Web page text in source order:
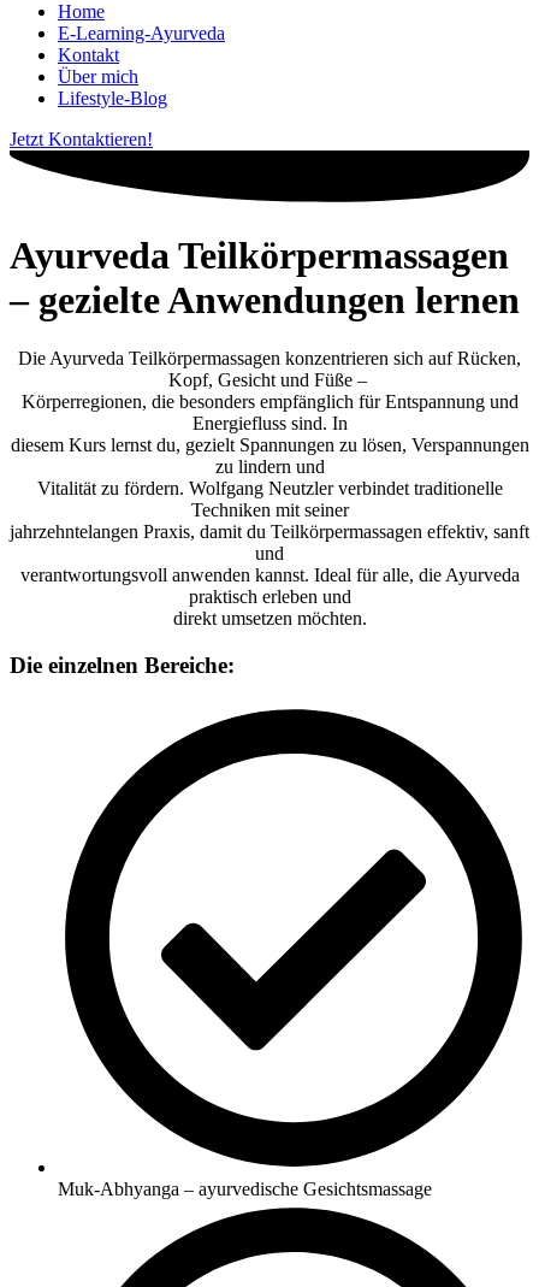
Home
E-Learning-Ayurveda
Kontakt
Über mich
Lifestyle-Blog
Jetzt Kontaktieren!
Ayurveda Teilkörpermassagen
– gezielte Anwendungen lernen
Die Ayurveda Teilkörpermassagen konzentrieren sich auf Rücken,
Kopf, Gesicht und Füße –
Körperregionen, die besonders empfänglich für Entspannung und
Energiefluss sind. In
diesem Kurs lernst du, gezielt Spannungen zu lösen, Verspannungen
zu lindern und
Vitalität zu fördern. Wolfgang Neutzler verbindet traditionelle
Techniken mit seiner
jahrzehntelangen Praxis, damit du Teilkörpermassagen effektiv, sanft
und
verantwortungsvoll anwenden kannst. Ideal für alle, die Ayurveda
praktisch erleben und
direkt umsetzen möchten.
Die einzelnen Bereiche:
Muk-Abhyanga – ayurvedische Gesichtsmassage